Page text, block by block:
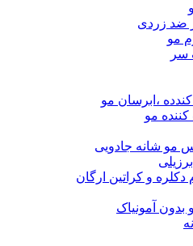
ضد زردی
مو
سر
،ابرسان مو
مو
مو شانه جادویی
و کراتین ارگان
بدون آمونیاک